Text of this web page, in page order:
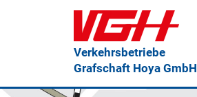
Verkehrsbetriebe
Grafschaft Hoya GmbH